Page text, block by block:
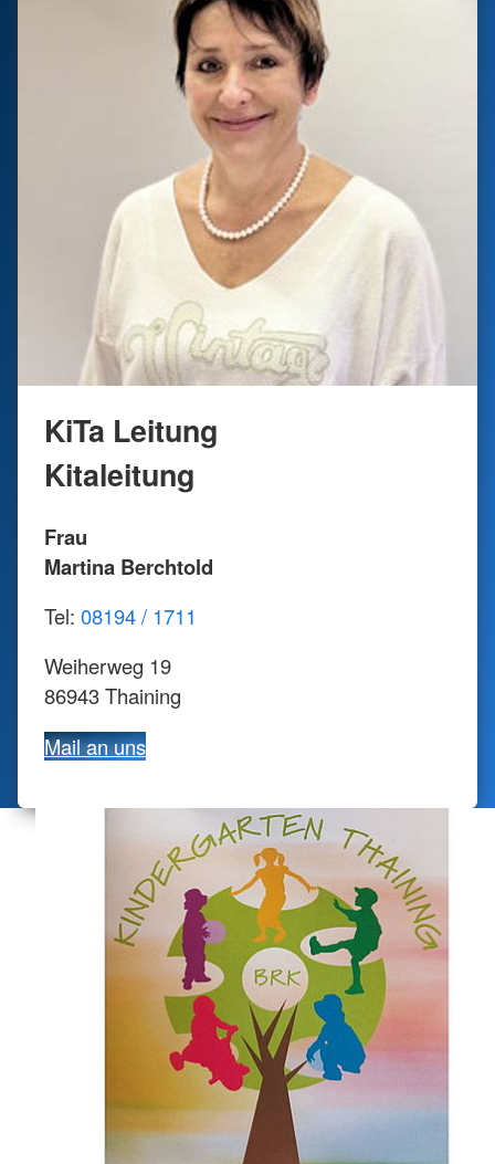
KiTa Leitung
Kitaleitung
Frau
Martina Berchtold
Tel: 08194 / 1711
Weiherweg 19
86943 Thaining
Mail an uns